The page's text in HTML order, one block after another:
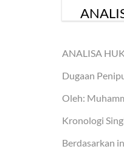
ANALISA
Dugaan
Oleh:
Kronologi
Berdasarkan